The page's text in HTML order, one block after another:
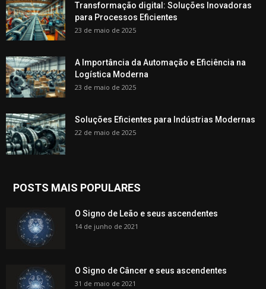
Transformação digital: Soluções Inovadoras
para Processos Eficientes
23 de maio de 2025
A Importância da Automação e Eficiência na
Logística Moderna
23 de maio de 2025
Soluções Eficientes para Indústrias Modernas
22 de maio de 2025
POSTS MAIS POPULARES
O Signo de Leão e seus ascendentes
14 de junho de 2021
O Signo de Câncer e seus ascendentes
31 de maio de 2021